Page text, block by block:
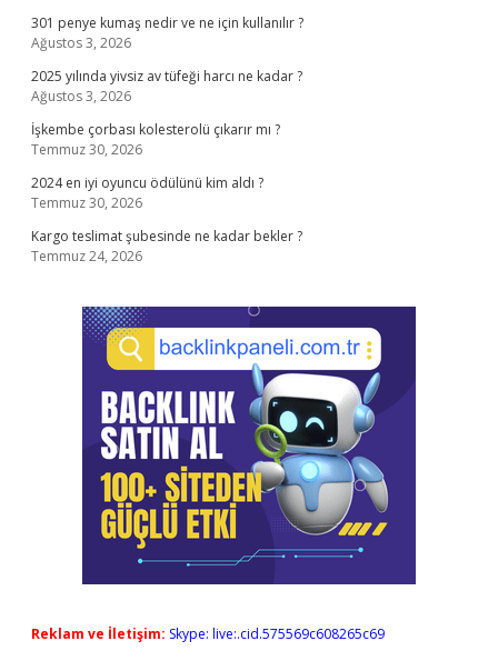
301 penye kumaş nedir ve ne için kullanılır ?
Ağustos 3, 2026
2025 yılında yivsiz av tüfeği harcı ne kadar ?
Ağustos 3, 2026
İşkembe çorbası kolesterolü çıkarır mı ?
Temmuz 30, 2026
2024 en iyi oyuncu ödülünü kim aldı ?
Temmuz 30, 2026
Kargo teslimat şubesinde ne kadar bekler ?
Temmuz 24, 2026
Reklam ve İletişim: Skype: live:.cid.575569c608265c69